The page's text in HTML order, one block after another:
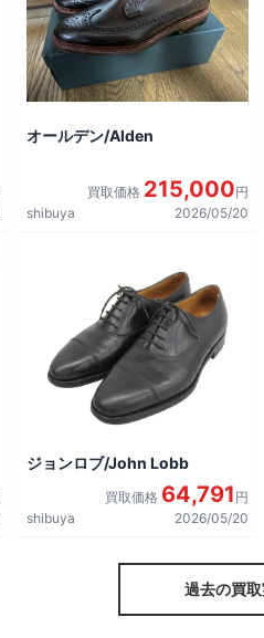
オールデン/Alden
買取価格 215,000円
shibuya
2026/05/20
ジョンロブ/John Lobb
買取価格 64,791 円
shibuya
2026/05/20
過去の買